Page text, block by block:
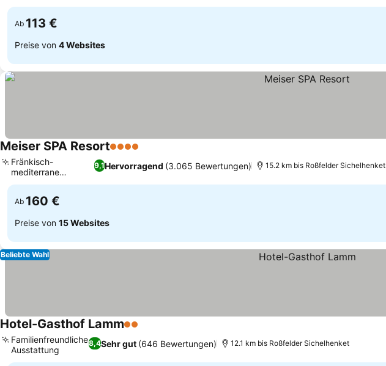
Ab 113 €
Preise von 4 Websites
Meiser SPA Resort4 Sterne
9,1Hervorragend (3.065 Bewertungen)
Fränkisch-
mediterrane
Gourmetküche
15.2 km bis Roßfelder Sichelhenket
Ab 160 €
Preise von 15 Websites
Beliebte Wahl
Hotel-Gasthof Lamm2 Sterne
8,4Sehr gut (646 Bewertungen)
Familienfreundliche
Ausstattung
12.1 km bis Roßfelder Sichelhenket